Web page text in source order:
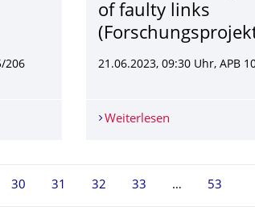
HBM Platforms
206
A Modular Platform for Adaptive
of faulty links
21.06.2023, 09:30 Uhr, APB
Weiterlesen
ausgewählt
30 31 32 33 53